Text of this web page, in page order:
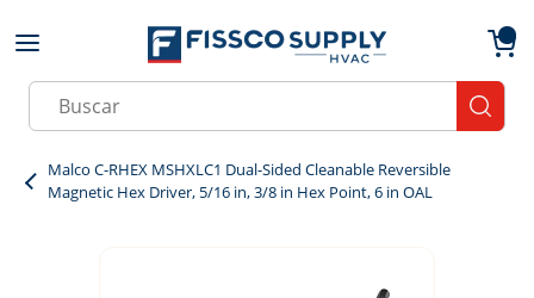
Skip to main content
Site Search
Malco C-RHEX MSHXLC1 Dual-Sided Cleanable Reversible
Magnetic Hex Driver, 5/16 in, 3/8 in Hex Point, 6 in OAL